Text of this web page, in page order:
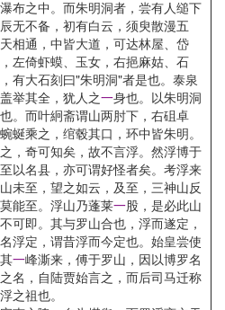
布之中。而朱明洞者，尝有人缒下
无不备，初有白云，须臾散漫五
相通，中皆大道，可达林屋、岱
左倚虾蟆、玉女，右挹麻姑、石
有大石刻曰"朱明洞"者是也。泰泉
举其全，犹人之一身也。以朱明洞
。而叶絅斋谓山两肘下，右砠卓
蜒乘之，绾毂其口，环中皆朱明。
奇可知矣，故不言浮。然浮博于
以名县，亦可谓好怪者矣。考浮来
未至，望之如云，及至，三神山反
能至。浮山乃蓬莱一股，是必此山
可即。其与罗山合也，浮而遂定，
浮定，谓昔浮而今定也。始皇尝使
一峰澌来，傅于罗山，因以博罗名
名，自陆贾始言之，而后司马迁称
之祖也。